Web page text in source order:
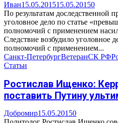
Иван15.05.201515.05.20150
По результатам доследственной
уголовное дело по статье
полномочий с применением
Следствие возбудило уголовное
полномочий с применением...
Санкт-ПетербургВетеранСК РФ
Статьи
Ростислав Ищенко:
поставить Путину
Добромир15.05.20150